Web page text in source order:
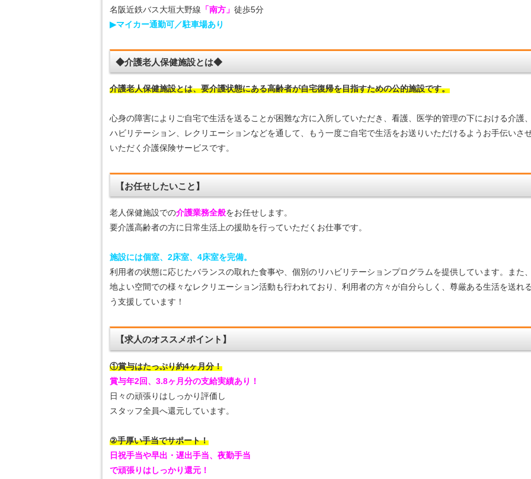
名阪近鉄バス大垣大野線 「南方」 徒歩5分
▶マイカー通勤可／駐車場あり
◆介護老人保健施設とは◆
介護老人保健施設とは、要介護状態にある高齢者が自宅復帰を目指すための公的施設です。
心身の障害によりご自宅で生活を送ることが困難な方に入所していただき、看護、医学的管理の下における介護
ハビリテーション、レクリエーションなどを通して、もう一度ご自宅で生活をお送りいただけるようお手伝いさ
いただく介護保険サービスです。
【お任せしたいこと】
老人保健施設での介護業務全般をお任せします。
要介護高齢者の方に日常生活上の援助を行っていただくお仕事です。
施設には個室、2床室、4床室を完備。
利用者の状態に応じたバランスの取れた食事や、個別のリハビリテーションプログラムを提供しています。また
地よい空間での様々なレクリエーション活動も行われており、利用者の方々が自分らしく、尊厳ある生活を送れ
う支援しています！
【求人のオススメポイント】
①賞与はたっぷり約4ヶ月分！
賞与年2回、3.8ヶ月分の支給実績あり！
日々の頑張りはしっかり評価し
スタッフ全員へ還元しています。
②手厚い手当でサポート！
日祝手当や早出・遅出手当、夜勤手当
で頑張りはしっかり還元！